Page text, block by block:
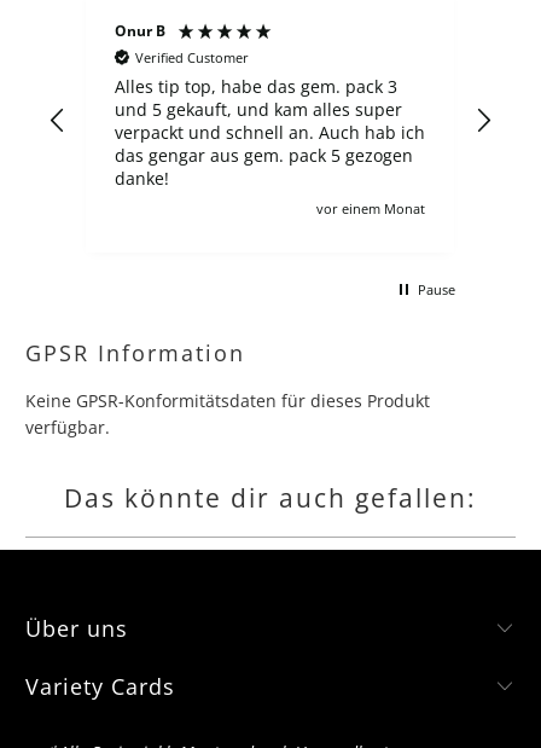
gem. pack 3
alles super
an. Auch hab ich
pack 5 gezogen
Sergej S
Der laden ist nicht schlecht, jedoch
finde ich die Preise manchmal zu
überzogen, es gibt shop, bei den ein
neuer ETB 60-65€ kostet in
zahlt man 100€, wie auch für viele
kompletten Lohn kaputt wenn man
Pause
GPSR Information
Keine GPSR-Konformitätsdaten für dieses Produkt
verfügbar.
Das könnte dir auch gefallen:
Über uns
Variety Cards